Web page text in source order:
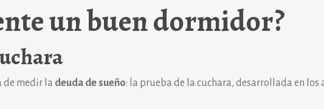
un buen dormidor?
de medir la deuda de sueño: la prueba de la cuchara, desarrollada en los